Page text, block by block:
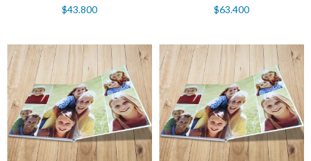
$43.800
$63.400